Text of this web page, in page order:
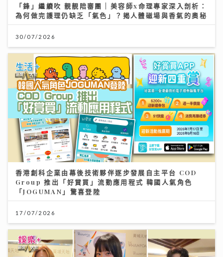
「鋒」繼續吹 靚靚陪審團 | 美容師x命理專家深入剖析：
為何做完護理仍缺乏「氣色」？揭人體磁場與香氣的奧秘
30/07/2026
香港創科企業由幕後技術夥伴逐步發展自主平台 COD
Group 推出「好賞買」流動應用程式 韓國人氣角色
「JOGUMAN」驚喜登陸
17/07/2026